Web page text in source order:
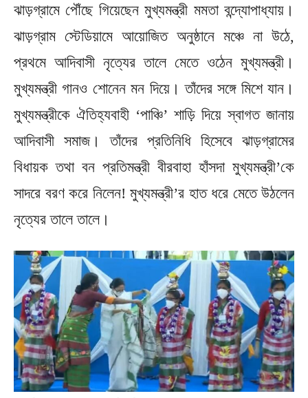
ঝাড়গ্রামে পৌঁছে গিয়েছেন মুখ্যমন্ত্রী মমতা বন্দ্যোপাধ্যায়।
ঝাড়গ্রাম স্টেডিয়ামে আয়োজিত অনুষ্ঠানে মঞ্চে না উঠে,
প্রথমে আদিবাসী নৃত্যের তালে মেতে ওঠেন মুখ্যমন্ত্রী।
মুখ্যমন্ত্রী গানও শোনেন মন দিয়ে। তাঁদের সঙ্গে মিশে যান।
মুখ্যমন্ত্রীকে ঐতিহ্যবাহী ‘পাঞ্চি’ শাড়ি দিয়ে স্বাগত জানায়
আদিবাসী সমাজ। তাঁদের প্রতিনিধি হিসেবে ঝাড়গ্রামের
বিধায়ক তথা বন প্রতিমন্ত্রী বীরবাহা হাঁসদা মুখ্যমন্ত্রী’কে
সাদরে বরণ করে নিলেন! মুখ্যমন্ত্রী’র হাত ধরে মেতে উঠলেন
নৃত্যের তালে তালে।